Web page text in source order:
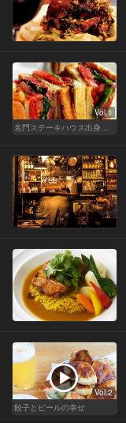
Vol.1
名門ステーキハウス出身「サラブレッドサンド」三強
Vol.2
餃子とビールの幸せ